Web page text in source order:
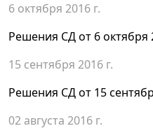
6 октября 2016 г.
Решения СД от 6 октября
15 сентября 2016 г.
Решения СД от 15
02 августа 2016 г.